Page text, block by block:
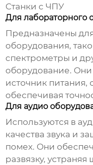
Станки с ЧПУ
Для лабораторного
Предназначены
оборудования,
спектрометры и
оборудование.
источник питания,
обеспечивая
Для аудио
Используются в
качества звука и
помех. Они
развязку,